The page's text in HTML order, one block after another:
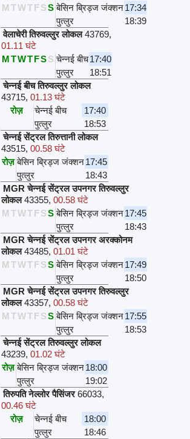
M TWTFSS बेसिन ब्रिड्ज जंक्शन17:34
पुत्लुर
18:39
वेलाचेरी तिरुवल्लुर लोकल 43769,
01.11 घंटे
MTWTFSS चेन्नई बीच17:40
पुत्लुर
18:51
चेन्नई बीच तिरुवल्लुर लोकल
43715, 01.13 घंटे
रोज़
चेन्नई बीच
17:40
पुत्लुर
18:53
चेन्नई सेंट्रल तिरुत्तानी लोकल
43515, 00.58 घंटे
रोज़ बेसिन ब्रिड्ज जंक्शन17:45
पुत्लुर
18:43
MGR चेन्नई सेंट्रल उपनगर तिरुवल्लुर
लोकल 43355, 00.58 घंटे
M TWTFSS बेसिन ब्रिड्ज जंक्शन17:45
पुत्लुर
18:43
MGR चेन्नई सेंट्रल उपनगर अरक्कोनम
लोकल 43485, 01.01 घंटे
M TWTFSS बेसिन ब्रिड्ज जंक्शन17:49
पुत्लुर
18:50
MGR चेन्नई सेंट्रल उपनगर तिरुवल्लुर
लोकल 43357, 00.58 घंटे
M TWTFSS बेसिन ब्रिड्ज जंक्शन17:55
पुत्लुर
18:53
चेन्नई सेंट्रल तिरुवल्लुर लोकल
43239, 01.02 घंटे
रोज़ बेसिन ब्रिड्ज जंक्शन18:00
पुत्लुर
19:02
तिरुपति नेल्लोर पैसिंजर 66033,
00.46 घंटे
रोज़
चेन्नई बीच
18:00
पुत्लुर
18:46